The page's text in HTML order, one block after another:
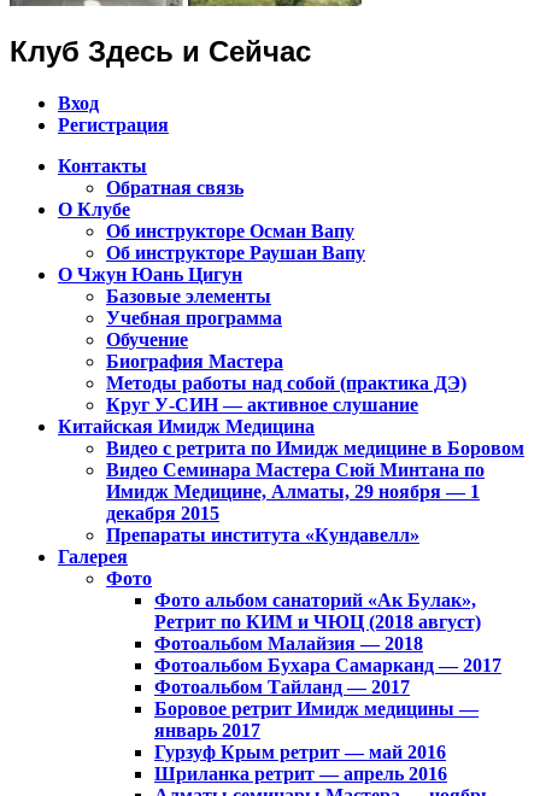
Клуб Здесь и Сейчас
Вход
Регистрация
Клуб Чжун Юань Цигун в городах
Алматы, Астана, Павлодар,
Петропавловск, Экибастуз, Бишкек…
Контакты
Обратная связь
О Клубе
Об инструкторе Осман Вапу
Об инструкторе Раушан Вапу
О Чжун Юань Цигун
Базовые элементы
Учебная программа
Обучение
Биография Мастера
Методы работы над собой (практика ДЭ)
Круг У-СИН — активное слушание
Китайская Имидж Медицина
Видео с ретрита по Имидж медицине в Боровом
Видео Семинара Мастера Сюй Минтана по
Имидж Медицине, Алматы, 29 ноября — 1
декабря 2015
Препараты института «Кундавелл»
Галерея
Фото
Фото альбом санаторий «Ак Булак»,
Ретрит по КИМ и ЧЮЦ (2018 август)
Фотоальбом Малайзия — 2018
Фотоальбом Бухара Самарканд — 2017
Фотоальбом Тайланд — 2017
Боровое ретрит Имидж медицины —
январь 2017
Гурзуф Крым ретрит — май 2016
Шриланка ретрит — апрель 2016